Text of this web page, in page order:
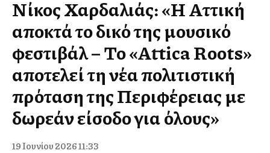
Νίκος Χαρδαλιάς: «Η Αττική
αποκτά το δικό της μουσικό
φεστιβάλ – Το «Attica Roots»
αποτελεί τη νέα πολιτιστική
πρόταση της Περιφέρειας με
δωρεάν είσοδο για όλους»
19 Ιουνίου 2026 11:33